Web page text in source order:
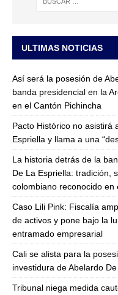
ULTIMAS NOTICIAS
Así será la posesión de
banda presidencial en la
en el Cantón Pichincha
Pacto Histórico no asistirá
Espriella y llama a una
La historia detrás de la
De La Espriella: tradición,
colombiano reconocido en
Caso Lili Pink: Fiscalía
de activos y pone bajo la
entramado empresarial
Cali se alista para la
investidura de Abelardo
Tribunal niega medida